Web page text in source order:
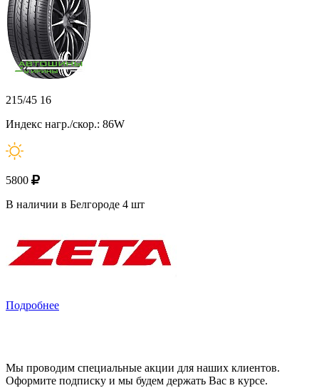
215/45 16
Индекс нагр./скор.: 86W
5800
В наличии в Белгороде 4 шт
Подробнее
Мы проводим специальные акции для наших клиентов.
Оформите подписку и мы будем держать Вас в курсе.